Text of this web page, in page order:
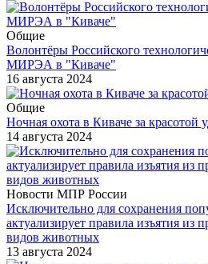
Общие
Волонтёры Российского
МИРЭА в "Киваче"
16 августа 2024
Общие
Ночная охота в Киваче за красотой
14 августа 2024
Новости МПР России
Исключительно для сохранения
актуализирует правила изъятия
видов животных
13 августа 2024